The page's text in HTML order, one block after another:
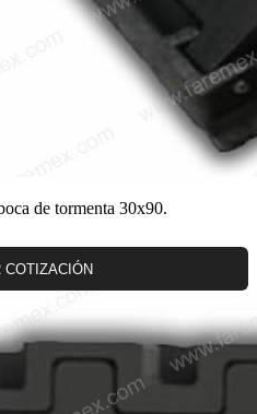
de tormenta 30x90.